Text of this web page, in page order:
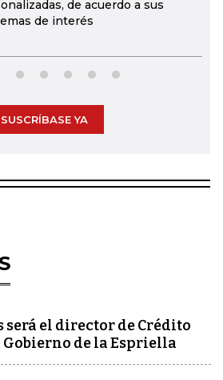
de acuerdo a sus
de interés
SUSCRÍBASE YA
será el director de Crédito
de la Espriella